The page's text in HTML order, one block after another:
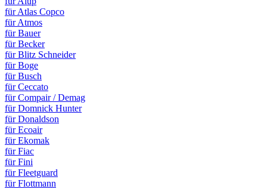
für Atlas Copco
für Atmos
für Bauer
für Becker
für Blitz Schneider
für Boge
für Busch
für Ceccato
für Compair / Demag
für Domnick Hunter
für Donaldson
für Ecoair
für Ekomak
für Fiac
für Fini
für Fleetguard
für Flottmann